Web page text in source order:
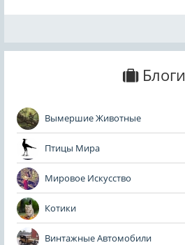
Блоги
Вымершие Животные
Птицы Мира
Мировое Искусство
Котики
Винтажные Автомобили